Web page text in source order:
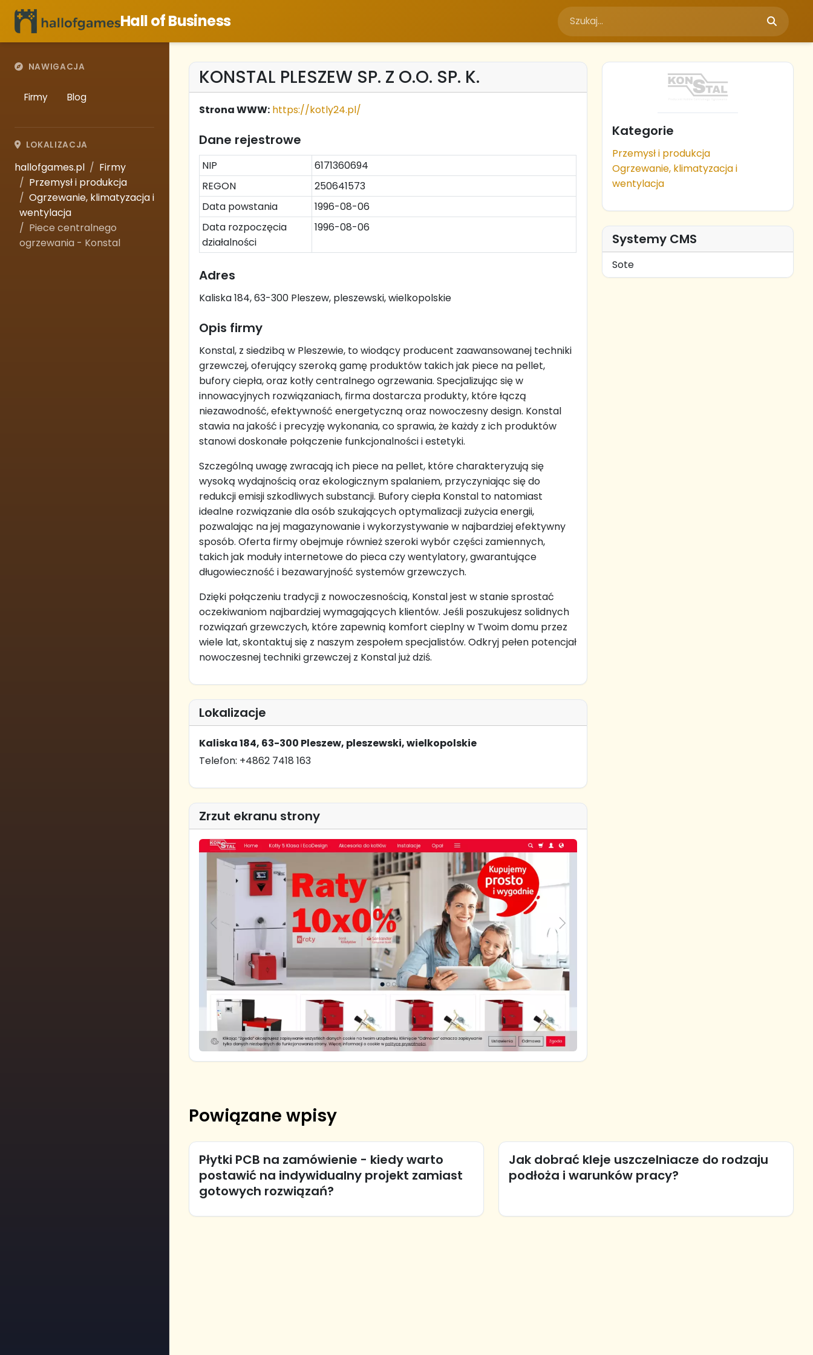
Hall of Business
NAWIGACJA
Firmy Blog
LOKALIZACJA
hallofgames.pl
Firmy
Przemysł i produkcja
Ogrzewanie, klimatyzacja i
wentylacja
Piece centralnego
ogrzewania - Konstal
KONSTAL PLESZEW SP. Z O.O. SP. K.
Strona WWW: https://kotly24.pl/
Dane rejestrowe
NIP
6171360694
REGON
250641573
Data powstania
1996-08-06
Data rozpoczęcia
działalności
1996-08-06
Adres
Kaliska 184, 63-300 Pleszew, pleszewski, wielkopolskie
Opis firmy
Konstal, z siedzibą w Pleszewie, to wiodący producent zaawansowanej techniki
grzewczej, oferujący szeroką gamę produktów takich jak piece na pellet,
bufory ciepła, oraz kotły centralnego ogrzewania. Specjalizując się w
innowacyjnych rozwiązaniach, firma dostarcza produkty, które łączą
niezawodność, efektywność energetyczną oraz nowoczesny design. Konstal
stawia na jakość i precyzję wykonania, co sprawia, że każdy z ich produktów
stanowi doskonałe połączenie funkcjonalności i estetyki.
Szczególną uwagę zwracają ich piece na pellet, które charakteryzują się
wysoką wydajnością oraz ekologicznym spalaniem, przyczyniając się do
redukcji emisji szkodliwych substancji. Bufory ciepła Konstal to natomiast
idealne rozwiązanie dla osób szukających optymalizacji zużycia energii,
pozwalając na jej magazynowanie i wykorzystywanie w najbardziej efektywny
sposób. Oferta firmy obejmuje również szeroki wybór części zamiennych,
takich jak moduły internetowe do pieca czy wentylatory, gwarantujące
długowieczność i bezawaryjność systemów grzewczych.
Dzięki połączeniu tradycji z nowoczesnością, Konstal jest w stanie sprostać
oczekiwaniom najbardziej wymagających klientów. Jeśli poszukujesz solidnych
rozwiązań grzewczych, które zapewnią komfort cieplny w Twoim domu przez
wiele lat, skontaktuj się z naszym zespołem specjalistów. Odkryj pełen potencjał
nowoczesnej techniki grzewczej z Konstal już dziś.
Lokalizacje
Kaliska 184, 63-300 Pleszew, pleszewski, wielkopolskie
Telefon: +4862 7418 163
Zrzut ekranu strony
Kategorie
Przemysł i produkcja
Ogrzewanie, klimatyzacja i
wentylacja
Systemy CMS
Sote
Powiązane wpisy
Płytki PCB na zamówienie - kiedy warto
postawić na indywidualny projekt zamiast
gotowych rozwiązań?
Jak dobrać kleje uszczelniacze do rodzaju
podłoża i warunków pracy?